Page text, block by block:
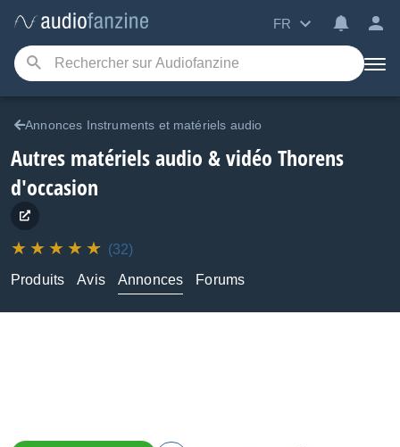
FR
Annonces Instruments et matériels audio
Autres matériels audio & vidéo Thorens
d'occasion
(32)
Produits
Avis Annonces Forums